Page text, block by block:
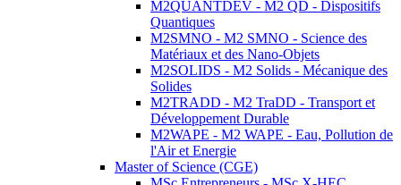
M2QUANTDEV - M2 QD - Dispositifs
Quantiques
M2SMNO - M2 SMNO - Science des
Matériaux et des Nano-Objets
M2SOLIDS - M2 Solids - Mécanique des
Solides
M2TRADD - M2 TraDD - Transport et
Développement Durable
M2WAPE - M2 WAPE - Eau, Pollution de
l'Air et Energie
Master of Science (CGE)